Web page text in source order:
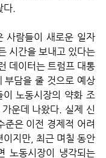
다.
사람들이 새로운 일자
시간을 보내고 있다는
데이터는 트럼프 대통
부담을 줄 것으로 예상
이 노동시장의 약화 조
운데 나왔다. 실제 신
준은 이전 경제적 어려
이지만, 최근 며칠 동안
노동시장이 냉각되는